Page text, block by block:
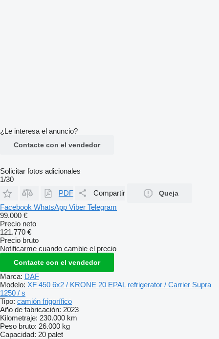
¿Le interesa el anuncio?
Contacte con el vendedor
Solicitar fotos adicionales
1/30
PDF
Compartir Queja
Facebook WhatsApp Viber Telegram
99.000 €
Precio neto
121.770 €
Precio bruto
Notificarme cuando cambie el precio
Contacte con el vendedor
Marca: DAF
Modelo: XF 450 6x2 / KRONE 20 EPAL refrigerator / Carrier Supra
1250 / s
Tipo: camión frigorífico
Año de fabricación: 2023
Kilometraje: 230.000 km
Peso bruto: 26.000 kg
Capacidad: 20 palet